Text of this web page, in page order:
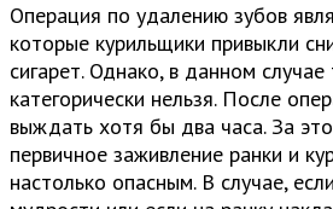
Операция по удалению зубов
которые курильщики привыкли
сигарет. Однако, в данном случае
категорически нельзя. После
выждать хотя бы два часа. За
первичное заживление ранки и
настолько опасным. В случае,